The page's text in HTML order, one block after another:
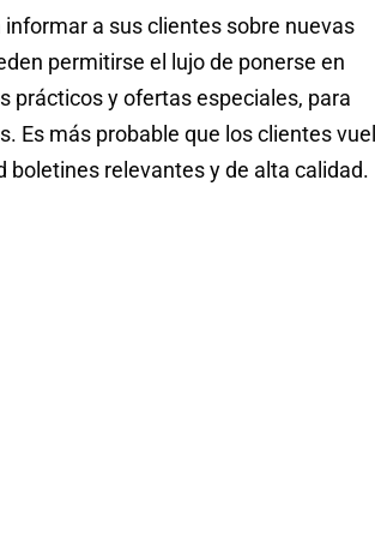
a sus clientes sobre nuevas
permitirse el lujo de ponerse en
prácticos y ofertas especiales, para
Es más probable que los clientes
boletines relevantes y de alta calidad.